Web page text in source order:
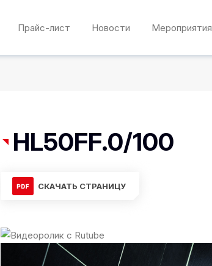
Прайс-лист Новости Мероприятия
HL50FF.0/100
СКАЧАТЬ СТРАНИЦУ